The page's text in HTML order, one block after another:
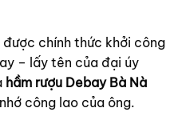
được chính thức khởi công
– lấy tên của đại úy
hầm rượu Debay Bà Nà
công lao của ông.